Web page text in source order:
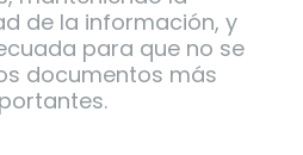
de la información, y
para que no se
documentos más